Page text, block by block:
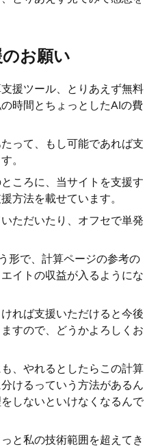
お願い
援ツール、とりあえず無料
時間とちょっとしたAIの費
って、もし可能であれば支
。
ころに、当サイトを支援す
方法を載せています。
ただいたり、オフセで単発
形で、計算ページの参考の
イトの収益が入るようにな
れば支援いただけると今後
すので、どうかよろしくお
、やれるとしたらこの計算
けるっていう方法があるん
しないといけなくなるんで
と私の技術範囲を超えてき